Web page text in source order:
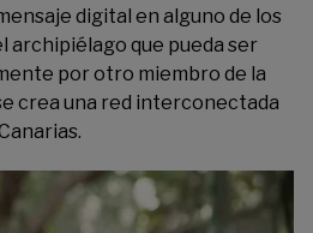
digital en alguno de los
archipiélago que pueda ser
por otro miembro de la
crea una red interconectada